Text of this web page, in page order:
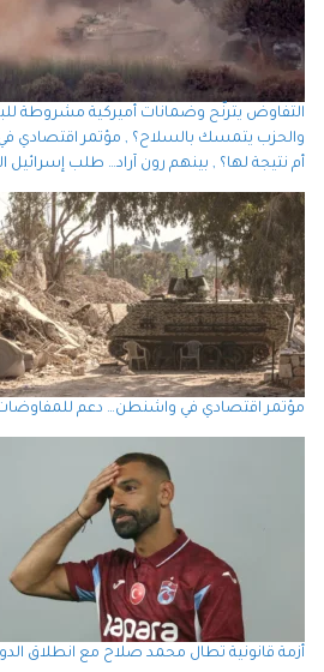
التفاوض يترنّح وضمانات أميركية مشروطة
والحزب يتمسك بالسلاح؟ , مؤتمر اقتصادي
أم نتيجة لها؟ , بينهم رون آراد… طلب
مؤتمر اقتصادي في واشنطن… دعم للمفاوضات
أزمة قانونية تطال محمد صلاح مع انطلاق